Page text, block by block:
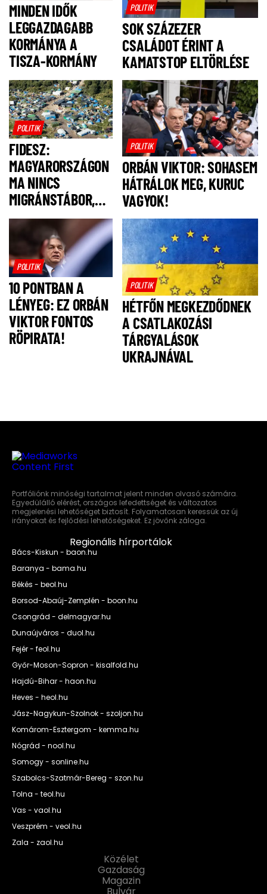
MINDEN IDŐK
LEGGAZDAGABB
KORMÁNYA A
TISZA-KORMÁNY
POLITIK
SOK SZÁZEZER
CSALÁDOT ÉRINT A
KAMATSTOP ELTÖRLÉSE
POLITIK
FIDESZ:
MAGYARORSZÁGON
MA NINCS
MIGRÁNSTÁBOR,
FELSZÓLÍTJUK
MAGYAR PÉTERT,
HOGY NE IS
LEGYEN!
POLITIK
ORBÁN VIKTOR: SOHASEM
HÁTRÁLOK MEG, KURUC
VAGYOK!
POLITIK
10 PONTBAN A
LÉNYEG: EZ ORBÁN
VIKTOR FONTOS
RÖPIRATA!
POLITIK
HÉTFŐN MEGKEZDŐDNEK
A CSATLAKOZÁSI
TÁRGYALÁSOK
UKRAJNÁVAL
Portfóliónk minőségi tartalmat jelent minden olvasó számára.
Egyedülálló elérést, országos lefedettséget és változatos
megjelenési lehetőséget biztosít. Folyamatosan keressük az új
irányokat és fejlődési lehetőségeket. Ez jövőnk záloga.
Regionális hírportálok
Bács-Kiskun - baon.hu
Baranya - bama.hu
Békés - beol.hu
Borsod-Abaúj-Zemplén - boon.hu
Csongrád - delmagyar.hu
Dunaújváros - duol.hu
Fejér - feol.hu
Győr-Moson-Sopron - kisalfold.hu
Hajdú-Bihar - haon.hu
Heves - heol.hu
Jász-Nagykun-Szolnok - szoljon.hu
Komárom-Esztergom - kemma.hu
Nógrád - nool.hu
Somogy - sonline.hu
Szabolcs-Szatmár-Bereg - szon.hu
Tolna - teol.hu
Vas - vaol.hu
Veszprém - veol.hu
Zala - zaol.hu
Közélet
Gazdaság
Magazin
Bulvár